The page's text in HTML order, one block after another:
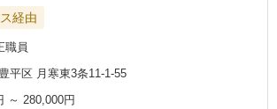
経由
職員
平区 月寒東3条11-1-55
～280,000円